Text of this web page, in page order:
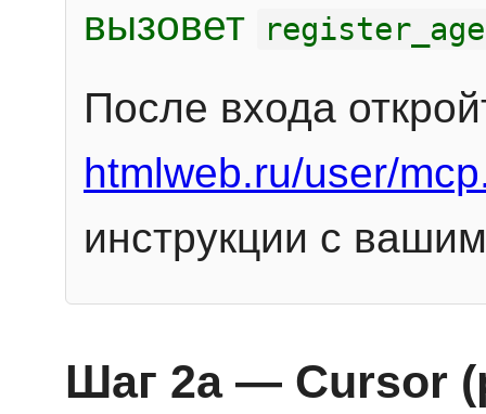
вызовет
После входа
htmlweb.ru/user/
инструкции с
Шаг 2a — Cursor